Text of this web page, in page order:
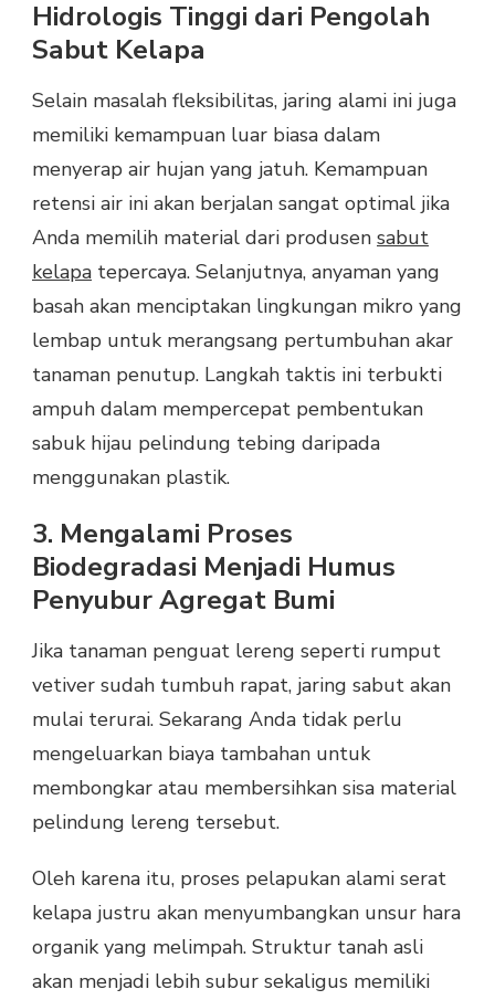
Hidrologis Tinggi dari Pengolah
Sabut Kelapa
Selain masalah fleksibilitas, jaring alami ini juga
memiliki kemampuan luar biasa dalam
menyerap air hujan yang jatuh. Kemampuan
retensi air ini akan berjalan sangat optimal jika
Anda memilih material dari produsen sabut
kelapa tepercaya. Selanjutnya, anyaman yang
basah akan menciptakan lingkungan mikro yang
lembap untuk merangsang pertumbuhan akar
tanaman penutup. Langkah taktis ini terbukti
ampuh dalam mempercepat pembentukan
sabuk hijau pelindung tebing daripada
menggunakan plastik.
3. Mengalami Proses
Biodegradasi Menjadi Humus
Penyubur Agregat Bumi
Jika tanaman penguat lereng seperti rumput
vetiver sudah tumbuh rapat, jaring sabut akan
mulai terurai. Sekarang Anda tidak perlu
mengeluarkan biaya tambahan untuk
membongkar atau membersihkan sisa material
pelindung lereng tersebut.
Oleh karena itu, proses pelapukan alami serat
kelapa justru akan menyumbangkan unsur hara
organik yang melimpah. Struktur tanah asli
akan menjadi lebih subur sekaligus memiliki